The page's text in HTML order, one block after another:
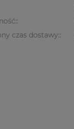
czas dostawy::